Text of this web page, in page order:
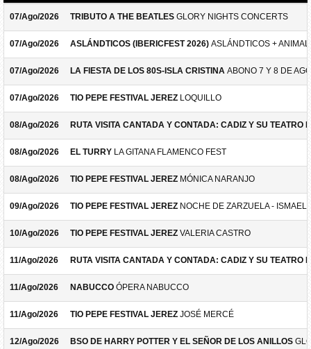
07/Ago/2026 TRIBUTO A THE BEATLES GLORY NIGHTS CONCERTS
07/Ago/2026 ASLÁNDTICOS (IBERICFEST 2026) ASLÁNDTICOS +
07/Ago/2026 LA FIESTA DE LOS 80S-ISLA CRISTINA ABONO 7 Y 8 DE
07/Ago/2026 TIO PEPE FESTIVAL JEREZ LOQUILLO
08/Ago/2026 RUTA VISITA CANTADA Y CONTADA: CADIZ Y SU TEATRO
08/Ago/2026 EL TURRY LA GITANA FLAMENCO FEST
08/Ago/2026 TIO PEPE FESTIVAL JEREZ MÓNICA NARANJO
09/Ago/2026 TIO PEPE FESTIVAL JEREZ NOCHE DE ZARZUELA -
10/Ago/2026 TIO PEPE FESTIVAL JEREZ VALERIA CASTRO
11/Ago/2026 RUTA VISITA CANTADA Y CONTADA: CADIZ Y SU TEATRO
11/Ago/2026 NABUCCO ÓPERA NABUCCO
11/Ago/2026 TIO PEPE FESTIVAL JEREZ JOSÉ MERCÉ
12/Ago/2026 BSO DE HARRY POTTER Y EL SEÑOR DE LOS ANILLOS